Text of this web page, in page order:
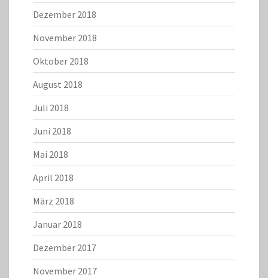
Dezember 2018
November 2018
Oktober 2018
August 2018
Juli 2018
Juni 2018
Mai 2018
April 2018
März 2018
Januar 2018
Dezember 2017
November 2017